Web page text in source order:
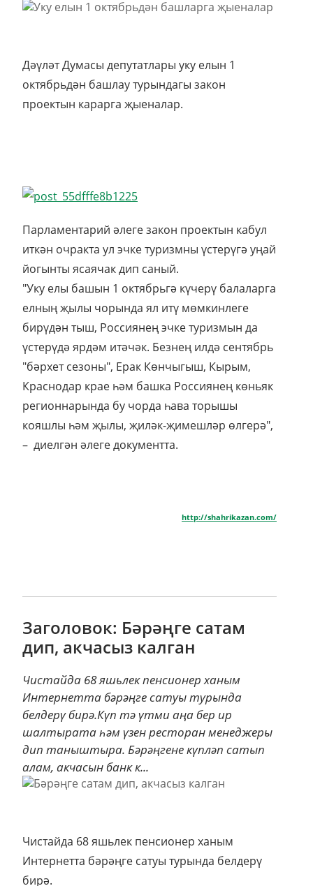
Дәүләт Думасы депутатлары уку елын 1
октябрьдән башлау турындагы закон
проектын карарга җыеналар.
Парламентарий әлеге закон проектын кабул
иткән очракта ул эчке туризмны үстерүгә уңай
йогынты ясаячак дип саный.
"Уку елы башын 1 октябрьгә күчерү балаларга
елның җылы чорында ял итү мөмкинлеге
бирүдән тыш, Россиянең эчке туризмын да
үстерүдә ярдәм итәчәк. Безнең илдә сентябрь
"бәрхет сезоны", Ерак Көнчыгыш, Кырым,
Краснодар крае һәм башка Россиянең көньяк
регионнарында бу чорда һава торышы
кояшлы һәм җылы, җиләк-җимешләр өлгерә",
– диелгән әлеге документта.
http://shahrikazan.com/
Заголовок: Бәрәңге сатам
дип, акчасыз калган
Чистайда 68 яшьлек пенсионер ханым
Интернетта бәрәңге сатуы турында
белдерү бирә.Күп тә үтми аңа бер ир
шалтырата һәм үзен ресторан менеджеры
дип таныштыра. Бәрәңгене күпләп сатып
алам, акчасын банк к...
Чистайда 68 яшьлек пенсионер ханым
Интернетта бәрәңге сатуы турында белдерү
бирә.